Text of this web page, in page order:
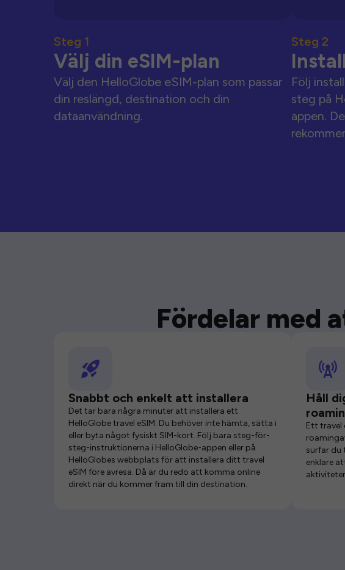
Steg 1
Välj din eSIM-plan
Välj den HelloGlobe eSIM-plan som passar
din reslängd, destination och din
dataanvändning.
Steg 2
Följ
steg på
appen.
Fördelar med
Snabbt och enkelt att installera
Det tar bara några minuter att installera ett
HelloGlobe travel eSIM. Du behöver inte hämta, sätta i
eller byta något fysiskt SIM-kort. Följ bara steg-för-
steg-instruktionerna i HelloGlobe-appen eller på
HelloGlobes webbplats för att installera ditt travel
eSIM före avresa. Då är du redo att komma online
direkt när du kommer fram till din destination.
Håll
Ett travel
surfar du
enklare